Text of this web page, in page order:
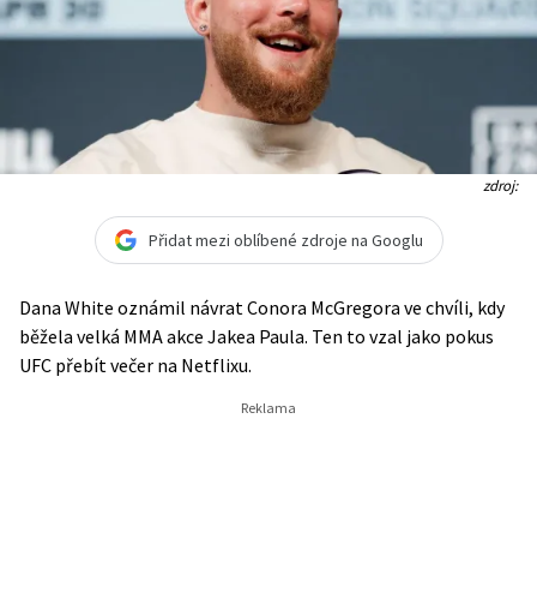
zdroj:
Přidat mezi oblíbené zdroje na Googlu
Dana White oznámil návrat Conora McGregora ve chvíli, kdy
běžela velká MMA akce Jakea Paula. Ten to vzal jako pokus
UFC přebít večer na Netflixu.